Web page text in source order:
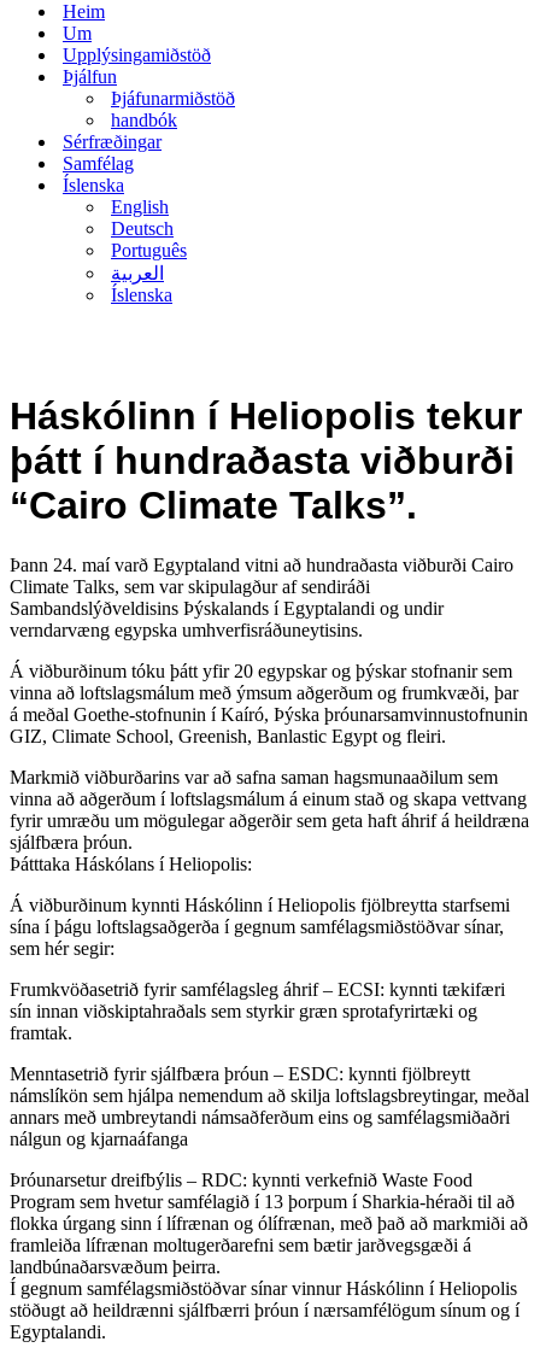
Heim
Um
Upplýsingamiðstöð
Þjálfun
Þjáfunarmiðstöð
handbók
Sérfræðingar
Samfélag
Íslenska
English
Deutsch
Português
العربية
Íslenska
Háskólinn í Heliopolis tekur
þátt í hundraðasta viðburði
“Cairo Climate Talks”.
Þann 24. maí varð Egyptaland vitni að hundraðasta viðburði Cairo
Climate Talks, sem var skipulagður af sendiráði
Sambandslýðveldisins Þýskalands í Egyptalandi og undir
verndarvæng egypska umhverfisráðuneytisins.
Á viðburðinum tóku þátt yfir 20 egypskar og þýskar stofnanir sem
vinna að loftslagsmálum með ýmsum aðgerðum og frumkvæði, þar
á meðal Goethe-stofnunin í Kaíró, Þýska þróunarsamvinnustofnunin
GIZ, Climate School, Greenish, Banlastic Egypt og fleiri.
Markmið viðburðarins var að safna saman hagsmunaaðilum sem
vinna að aðgerðum í loftslagsmálum á einum stað og skapa vettvang
fyrir umræðu um mögulegar aðgerðir sem geta haft áhrif á heildræna
sjálfbæra þróun.
Þátttaka Háskólans í Heliopolis:
Á viðburðinum kynnti Háskólinn í Heliopolis fjölbreytta starfsemi
sína í þágu loftslagsaðgerða í gegnum samfélagsmiðstöðvar sínar,
sem hér segir:
Frumkvöðasetrið fyrir samfélagsleg áhrif – ECSI: kynnti tækifæri
sín innan viðskiptahraðals sem styrkir græn sprotafyrirtæki og
framtak.
Menntasetrið fyrir sjálfbæra þróun – ESDC: kynnti fjölbreytt
námslíkön sem hjálpa nemendum að skilja loftslagsbreytingar, meðal
annars með umbreytandi námsaðferðum eins og samfélagsmiðaðri
nálgun og kjarnaáfanga
Þróunarsetur dreifbýlis – RDC: kynnti verkefnið Waste Food
Program sem hvetur samfélagið í 13 þorpum í Sharkia-héraði til að
flokka úrgang sinn í lífrænan og ólífrænan, með það að markmiði að
framleiða lífrænan moltugerðarefni sem bætir jarðvegsgæði á
landbúnaðarsvæðum þeirra.
Í gegnum samfélagsmiðstöðvar sínar vinnur Háskólinn í Heliopolis
stöðugt að heildrænni sjálfbærri þróun í nærsamfélögum sínum og í
Egyptalandi.